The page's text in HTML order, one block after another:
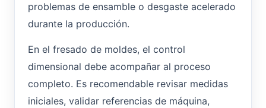
problemas de ensamble o desgaste acelerado
durante la producción.
En el fresado de moldes, el control
dimensional debe acompañar al proceso
completo. Es recomendable revisar medidas
iniciales, validar referencias de máquina,